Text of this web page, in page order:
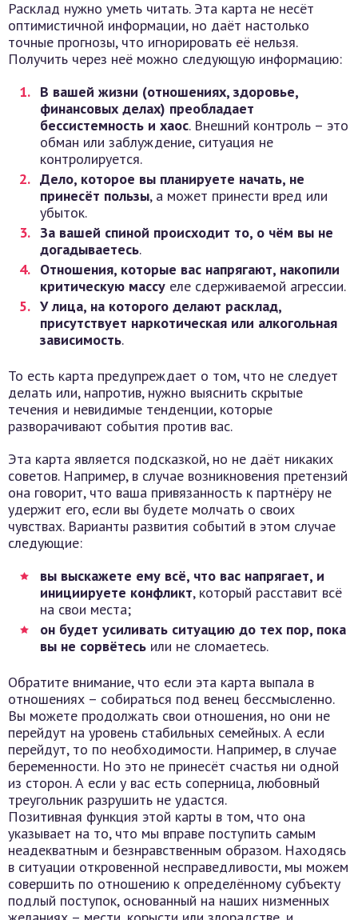
Расклад нужно уметь читать. Эта карта не несёт
оптимистичной информации, но даёт настолько
точные прогнозы, что игнорировать её нельзя.
Получить через неё можно следующую информацию:
В вашей жизни (отношениях, здоровье,
финансовых делах) преобладает
бессистемность и хаос. Внешний контроль – это
обман или заблуждение, ситуация не
контролируется.
Дело, которое вы планируете начать, не
принесёт пользы, а может принести вред или
убыток.
За вашей спиной происходит то, о чём вы не
догадываетесь.
Отношения, которые вас напрягают, накопили
критическую массу еле сдерживаемой агрессии.
У лица, на которого делают расклад,
присутствует наркотическая или алкогольная
зависимость.
То есть карта предупреждает о том, что не следует
делать или, напротив, нужно выяснить скрытые
течения и невидимые тенденции, которые
разворачивают события против вас.
Эта карта является подсказкой, но не даёт никаких
советов. Например, в случае возникновения претензий
она говорит, что ваша привязанность к партнёру не
удержит его, если вы будете молчать о своих
чувствах. Варианты развития событий в этом случае
следующие:
вы выскажете ему всё, что вас напрягает, и
инициируете конфликт, который расставит всё
на свои места;
он будет усиливать ситуацию до тех пор, пока
вы не сорвётесь или не сломаетесь.
Обратите внимание, что если эта карта выпала в
отношениях – собираться под венец бессмысленно.
Вы можете продолжать свои отношения, но они не
перейдут на уровень стабильных семейных. А если
перейдут, то по необходимости. Например, в случае
беременности. Но это не принесёт счастья ни одной
из сторон. А если у вас есть соперница, любовный
треугольник разрушить не удастся.
Позитивная функция этой карты в том, что она
указывает на то, что мы вправе поступить самым
неадекватным и безнравственным образом. Находясь
в ситуации откровенной несправедливости, мы можем
совершить по отношению к определённому субъекту
подлый поступок, основанный на наших низменных